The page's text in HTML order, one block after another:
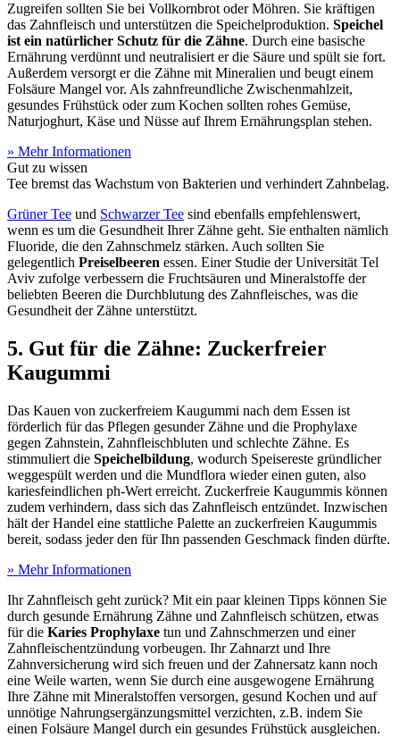
Zugreifen sollten Sie bei Vollkornbrot oder Möhren. Sie kräftigen
das Zahnfleisch und unterstützen die Speichelproduktion. Speichel
ist ein natürlicher Schutz für die Zähne. Durch eine basische
Ernährung verdünnt und neutralisiert er die Säure und spült sie fort.
Außerdem versorgt er die Zähne mit Mineralien und beugt einem
Folsäure Mangel vor. Als zahnfreundliche Zwischenmahlzeit,
gesundes Frühstück oder zum Kochen sollten rohes Gemüse,
Naturjoghurt, Käse und Nüsse auf Ihrem Ernährungsplan stehen.
» Mehr Informationen
Gut zu wissen
Tee bremst das Wachstum von Bakterien und verhindert Zahnbelag.
Grüner Tee und Schwarzer Tee sind ebenfalls empfehlenswert,
wenn es um die Gesundheit Ihrer Zähne geht. Sie enthalten nämlich
Fluoride, die den Zahnschmelz stärken. Auch sollten Sie
gelegentlich Preiselbeeren essen. Einer Studie der Universität Tel
Aviv zufolge verbessern die Fruchtsäuren und Mineralstoffe der
beliebten Beeren die Durchblutung des Zahnfleisches, was die
Gesundheit der Zähne unterstützt.
5. Gut für die Zähne: Zuckerfreier
Kaugummi
Das Kauen von zuckerfreiem Kaugummi nach dem Essen ist
förderlich für das Pflegen gesunder Zähne und die Prophylaxe
gegen Zahnstein, Zahnfleischbluten und schlechte Zähne. Es
stimmuliert die Speichelbildung, wodurch Speisereste gründlicher
weggespült werden und die Mundflora wieder einen guten, also
kariesfeindlichen ph-Wert erreicht. Zuckerfreie Kaugummis können
zudem verhindern, dass sich das Zahnfleisch entzündet. Inzwischen
hält der Handel eine stattliche Palette an zuckerfreien Kaugummis
bereit, sodass jeder den für Ihn passenden Geschmack finden dürfte.
» Mehr Informationen
Ihr Zahnfleisch geht zurück? Mit ein paar kleinen Tipps können Sie
durch gesunde Ernährung Zähne und Zahnfleisch schützen, etwas
für die Karies Prophylaxe tun und Zahnschmerzen und einer
Zahnfleischentzündung vorbeugen. Ihr Zahnarzt und Ihre
Zahnversicherung wird sich freuen und der Zahnersatz kann noch
eine Weile warten, wenn Sie durch eine ausgewogene Ernährung
Ihre Zähne mit Mineralstoffen versorgen, gesund Kochen und auf
unnötige Nahrungsergänzungsmittel verzichten, z.B. indem Sie
einen Folsäure Mangel durch ein gesundes Frühstück ausgleichen.